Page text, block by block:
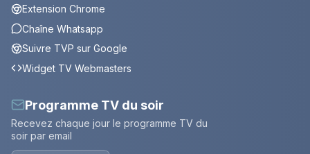
Extension Chrome
Chaîne Whatsapp
Suivre TVP sur Google
Widget TV Webmasters
Programme TV du soir
Recevez chaque jour le programme TV du
soir par email